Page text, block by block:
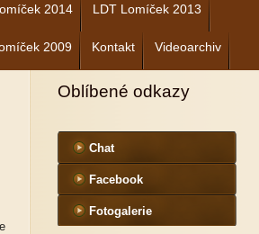
2014 LDT Lomíček 2013
2009 Kontakt Videoarchiv
Oblíbené odkazy
Chat
Facebook
Fotogalerie